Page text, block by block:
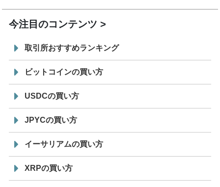
今注目のコンテンツ
取引所おすすめランキング
ビットコインの買い方
USDCの買い方
JPYCの買い方
イーサリアムの買い方
XRPの買い方